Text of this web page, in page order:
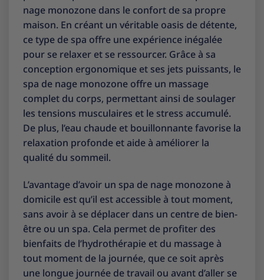
nage monozone dans le confort de sa propre
maison. En créant un véritable oasis de détente,
ce type de spa offre une expérience inégalée
pour se relaxer et se ressourcer. Grâce à sa
conception ergonomique et ses jets puissants, le
spa de nage monozone offre un massage
complet du corps, permettant ainsi de soulager
les tensions musculaires et le stress accumulé.
De plus, l’eau chaude et bouillonnante favorise la
relaxation profonde et aide à améliorer la
qualité du sommeil.
L’avantage d’avoir un spa de nage monozone à
domicile est qu’il est accessible à tout moment,
sans avoir à se déplacer dans un centre de bien-
être ou un spa. Cela permet de profiter des
bienfaits de l’hydrothérapie et du massage à
tout moment de la journée, que ce soit après
une longue journée de travail ou avant d’aller se